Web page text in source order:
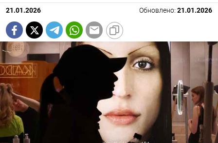
21.01.2026 Обновлено: 21.01.2026